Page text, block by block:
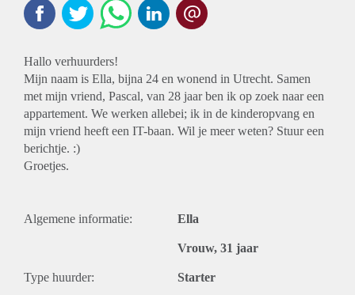
Hallo verhuurders!
Mijn naam is Ella, bijna 24 en wonend in Utrecht. Samen
met mijn vriend, Pascal, van 28 jaar ben ik op zoek naar een
appartement. We werken allebei; ik in de kinderopvang en
mijn vriend heeft een IT-baan. Wil je meer weten? Stuur een
berichtje. :)
Groetjes.
Algemene informatie: Ella
Vrouw, 31 jaar
Type huurder: Starter